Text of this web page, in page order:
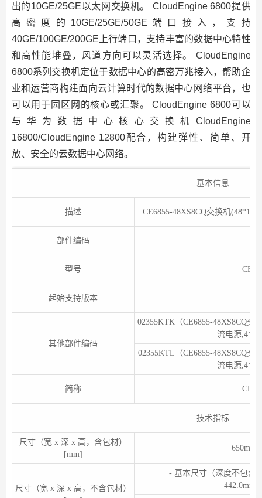
出的10GE/25GE以太网交换机。 CloudEngine 6800提供
高密度的10GE/25GE/50GE端口接入，支持
40GE/100GE/200GE上行端口，支持丰富的数据中心特性
和高性能堆叠，风道方向可以灵活选择。 CloudEngine
6800系列交换机定位于数据中心的高密万兆接入，帮助企
业和运营商构建面向云计算时代的数据中心网络平台，也
可以用于园区网的核心或汇聚。 CloudEngine 6800可以
与华为数据中心核心交换机CloudEngine
16800/CloudEngine 12800配合，构建弹性、简单、开
放、安全的云数据中心网络。
基本信息
描述 CE6855-48XS8CQ交换机
部件编码
型号
起始支持版本
其他部件编码
02355KTK（CE6855-48XS8CQ交
流电源,4*
02355KTL（CE6855-48XS8CQ交
流电源,4*
简称
技术指标
尺寸（宽 x 深 x 高，含包材）
[mm]
尺寸（宽 x 深 x 高，不含包材）
- 基本尺寸（深度不包含